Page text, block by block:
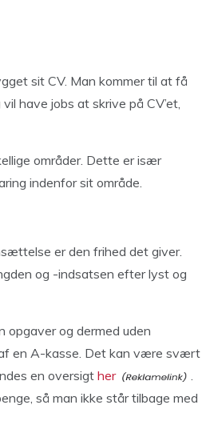
sit CV. Man kommer til at få
have jobs at skrive på CV’et,
områder. Dette er især
indenfor sit område.
er den frihed det giver.
og -indsatsen efter lyst og
opgaver og dermed uden
en A-kasse. Det kan være svært
en oversigt her
.
så man ikke står tilbage med